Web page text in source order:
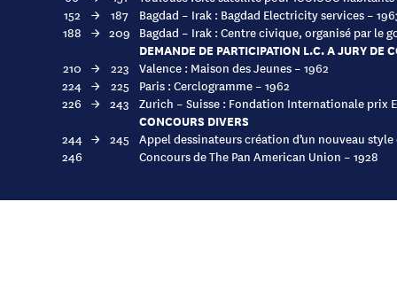
152
→ 187
Bagdad – Irak : Bagdad Electricity services –
188 → 209 Bagdad – Irak : Centre civique, organisé par le
DEMANDE DE PARTICIPATION L.C. A JURY DE
210 → 223 Valence : Maison des Jeunes – 1962
224 → 225
Paris : Cerclogramme – 1962
226 → 243 Zurich – Suisse : Fondation Internationale prix
CONCOURS DIVERS
244 → 245 Appel dessinateurs création d’un nouveau
246
Concours de The Pan American Union – 1928